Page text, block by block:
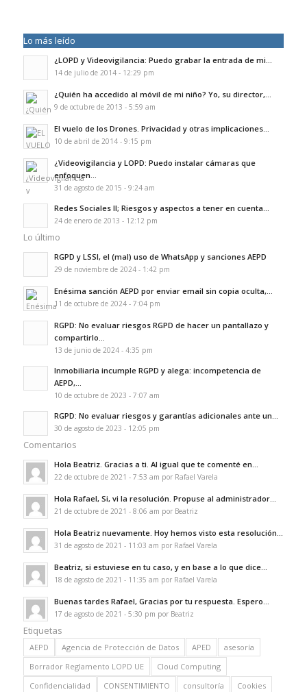
Lo más leído
¿LOPD y Videovigilancia: Puedo grabar la entrada de mi...
14 de julio de 2014 - 12:29 pm
¿Quién ha accedido al móvil de mi niño? Yo, su director,...
9 de octubre de 2013 - 5:59 am
El vuelo de los Drones. Privacidad y otras implicaciones...
10 de abril de 2014 - 9:15 pm
¿Videovigilancia y LOPD: Puedo instalar cámaras que
enfoquen...
31 de agosto de 2015 - 9:24 am
Redes Sociales II; Riesgos y aspectos a tener en cuenta...
24 de enero de 2013 - 12:12 pm
Lo último
RGPD y LSSI, el (mal) uso de WhatsApp y sanciones AEPD
29 de noviembre de 2024 - 1:42 pm
Enésima sanción AEPD por enviar email sin copia oculta,...
11 de octubre de 2024 - 7:04 pm
RGPD: No evaluar riesgos RGPD de hacer un pantallazo y
compartirlo...
13 de junio de 2024 - 4:35 pm
Inmobiliaria incumple RGPD y alega: incompetencia de
AEPD,...
10 de octubre de 2023 - 7:07 am
RGPD: No evaluar riesgos y garantías adicionales ante un...
30 de agosto de 2023 - 12:05 pm
Comentarios
Hola Beatriz. Gracias a ti. Al igual que te comenté en...
22 de octubre de 2021 - 7:53 am por Rafael Varela
Hola Rafael, Si, vi la resolución. Propuse al administrador...
21 de octubre de 2021 - 8:06 am por Beatriz
Hola Beatriz nuevamente. Hoy hemos visto esta resolución...
31 de agosto de 2021 - 11:03 am por Rafael Varela
Beatriz, si estuviese en tu caso, y en base a lo que dice...
18 de agosto de 2021 - 11:35 am por Rafael Varela
Buenas tardes Rafael, Gracias por tu respuesta. Espero...
17 de agosto de 2021 - 5:30 pm por Beatriz
Etiquetas
AEPD Agencia de Protección de Datos APED
asesoría
Borrador Reglamento LOPD UE
Cloud Computing
Confidencialidad
CONSENTIMIENTO consultoría
Cookies